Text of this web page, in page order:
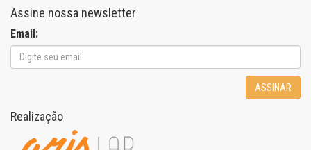
Assine nossa newsletter
Email:
ASSINAR
Realização